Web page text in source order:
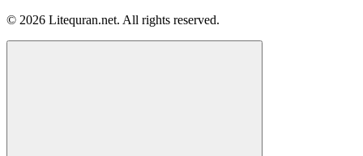
© 2026 Litequran.net. All rights reserved.